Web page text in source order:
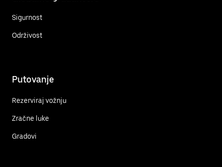
Sigurnost
Održivost
Putovanje
Rezerviraj vožnju
Zračne luke
Gradovi